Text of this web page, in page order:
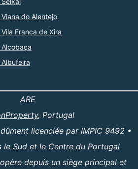
do Alentejo
Franca de Xira
ARE
, Portugal
licenciée par IMPIC 9492 •
le Sud et le Centre du Portugal
depuis un siège principal et